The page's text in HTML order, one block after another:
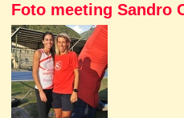
Foto meeting Sandro